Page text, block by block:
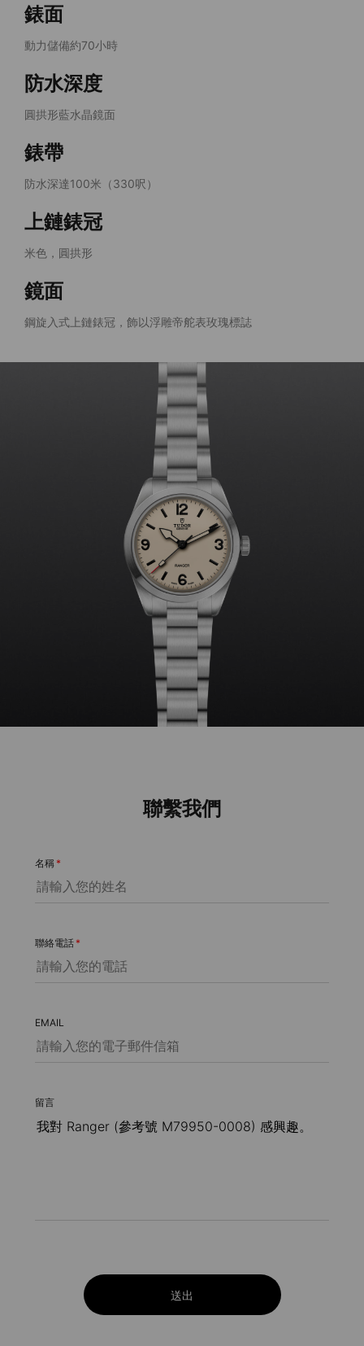
錶面
動力儲備約70小時
防水深度
圓拱形藍水晶鏡面
錶帶
防水深達100米（330呎）
上鏈錶冠
米色，圓拱形
鏡面
鋼旋入式上鏈錶冠，飾以浮雕帝舵表玫瑰標誌
聯繫我們
名稱 *
聯絡電話 *
EMAIL
留言
送出